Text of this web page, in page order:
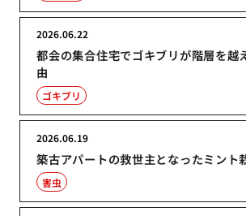
都会の集合住宅でゴキブリが階層を越
由
2026.06.22
ゴキブリ
築古アパートの救世主となったミント
2026.06.19
害虫